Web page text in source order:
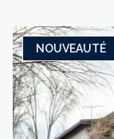
NOUVEAUTÉ